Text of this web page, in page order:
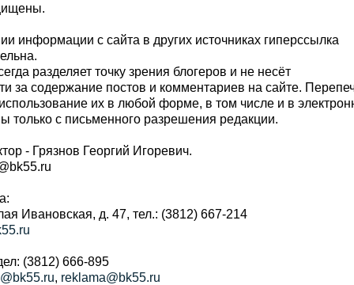
информации с сайта в других источниках гиперссылка
разделяет точку зрения блогеров и не несёт
за содержание постов и комментариев на сайте.
их в любой форме, в том числе и в
с письменного разрешения редакции.
- Грязнов Георгий Игоревич.
Ивановская, д. 47, тел.: (3812) 667-214
(3812) 666-895
, reklama@bk55.ru